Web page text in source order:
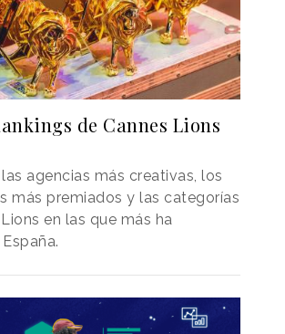
de Cannes Lions
agencias más creativas, los
más premiados y las categorías
en las que más ha